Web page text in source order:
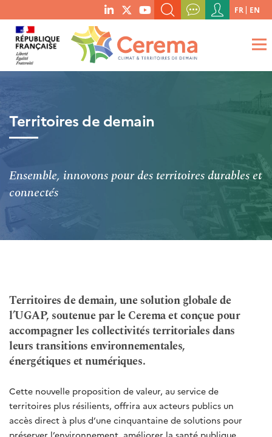
menu
social
links
RECHERCHER UN MOT-CLÉ, UNE PUBLICATION, ETC.
QUE RECHERCHEZ-VOUS ?
Menu
du
compte
de
l'utilisateur
FR EN
Territoires de demain
Ensemble, innovons pour des territoires durables et
connectés
Territoires de demain, une solution globale de
l’UGAP, soutenue par le Cerema et conçue pour
accompagner les collectivités territoriales dans
leurs transitions environnementales,
énergétiques et numériques.
Cette nouvelle proposition de valeur, au service de
territoires plus résilients, offrira aux acteurs publics un
accès direct à plus d’une cinquantaine de solutions pour
préserver l’environnement, améliorer la santé publique,